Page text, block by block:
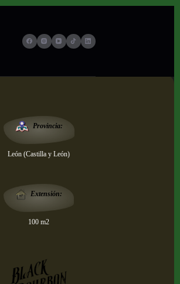
Provincia:
León (Castilla y León)
Extensión:
100 m2